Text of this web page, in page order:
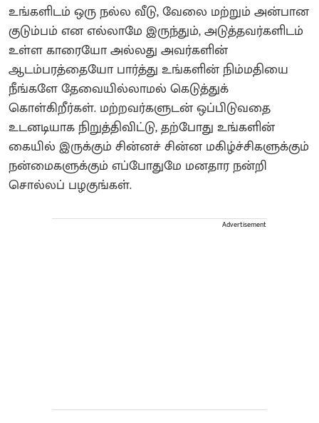
உங்களிடம் ஒரு நல்ல வீடு, வேலை மற்றும் அன்பான
குடும்பம் என எல்லாமே இருந்தும், அடுத்தவர்களிடம்
உள்ள காரையோ அல்லது அவர்களின்
ஆடம்பரத்தையோ பார்த்து உங்களின் நிம்மதியை
நீங்களே தேவையில்லாமல் கெடுத்துக்
கொள்கிறீர்கள். மற்றவர்களுடன் ஒப்பிடுவதை
உடனடியாக நிறுத்திவிட்டு, தற்போது உங்களின்
கையில் இருக்கும் சின்னச் சின்ன மகிழ்ச்சிகளுக்கும்
நன்மைகளுக்கும் எப்போதுமே மனதார நன்றி
சொல்லப் பழகுங்கள்.
Advertisement